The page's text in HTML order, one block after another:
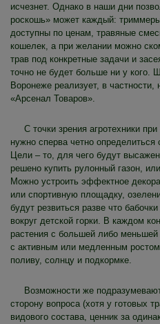
исчезнет. Однако в наши дни
роскошь» может каждый:
доступны по ценам, травяные
кошелек, а при желании можно
трав под конкретные задачи и
точно не будет больше ни у кого.
Воронеже реализует, в частности,
«Арсенал Товаров».
С точки зрения агротехники
нужно сперва четно
Цели – то, для чего будут
решено купить рулонный газон,
Можно устроить эффектное
или спортивную площадку,
будут резвиться разве что
вокруг детской горки. В каждом
растения с большей либо
с активным или медленным
поливу, солнцу и подкормке.
Возможности же
сторону вопроса (хотя у готовых
видового состава, ценник за